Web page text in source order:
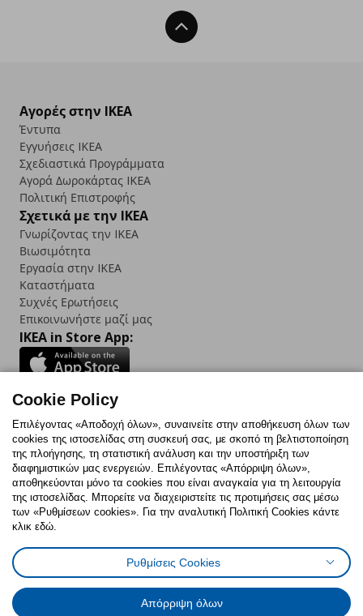
Back To Top
Αγορές στην IKEA
Έντυπα
Εγγυήσεις IKEA
Σχεδιαστικά Προγράμματα
Αγορά Δωρoκάρτας IKEA
Πολιτική Επιστροφής
Σχετικά με την IKEA
Γνωρίζοντας την IKEA
Βιωσιμότητα
Εργασία στην IKEA
Καταστήματα
Συχνές Ερωτήσεις
Επικοινωνήστε μαζί μας
IKEA in Store App:
Follow us:
FacebookInstagram
TikTokYoutubePinterestTwitter
Πολιτική CookiesΔήλωση ψηφιακής προσβασιμότητας
Ρυθμίσεις cookiesΌροι Χρήσης
Γενική Πολιτική Προσωπικών Δεδομένων
Πολιτική Προσωπικών Δεδομένων για ΙΚΕΑ.gr
Cookie Policy
Επιλέγοντας «Αποδοχή όλων», συναινείτε στην αποθήκευση όλων των
cookies της ιστοσελίδας στη συσκευή σας, με σκοπό τη βελτιστοποίηση
της πλοήγησης, τη στατιστική ανάλυση και την υποστήριξη των
διαφημιστικών μας ενεργειών. Επιλέγοντας «Απόρριψη όλων»,
αποθηκεύονται μόνο τα cookies που είναι αναγκαία για τη λειτουργία
της ιστοσελίδας. Μπορείτε να διαχειριστείτε τις προτιμήσεις σας μέσω
των «Ρυθμίσεων cookies». Για την αναλυτική Πολιτική Cookies κάντε
κλικ εδώ.
Ρυθμίσεις Cookies
Απόρριψη όλων